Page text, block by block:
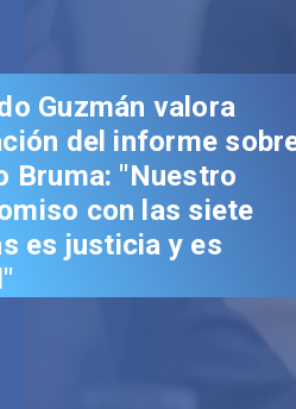
Vial celebra
del proyecto de
"Es un hito
en beneficio de